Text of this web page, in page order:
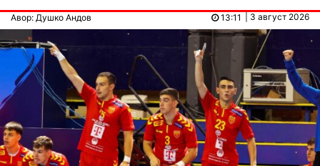
Авор: Душко Андов | 3 август 2026
13:11